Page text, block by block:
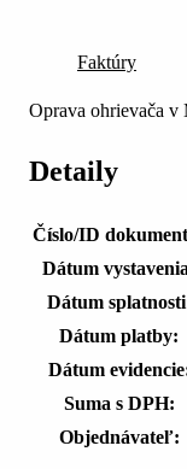
Faktúry
Oprava ohrievača v
Detaily
Číslo/ID
Dátum
Dátum
Dátum platby:
Dátum
Suma s DPH:
Objednávateľ: